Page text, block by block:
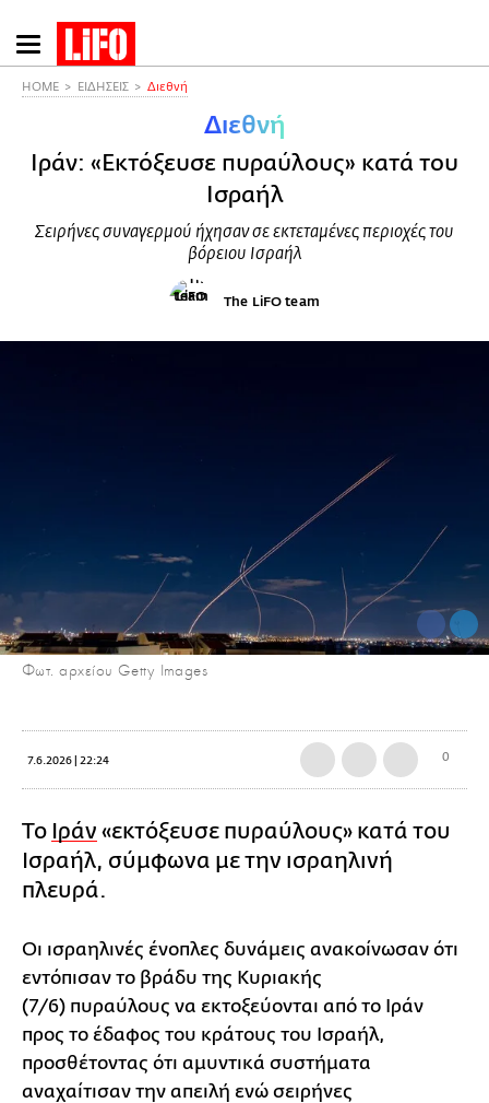
Παράκαμψη
προς
HOME ΕΙΔΗΣΕΙΣ Διεθνή
Διεθνή
Ιράν: «Εκτόξευσε πυραύλους» κατά του
Ισραήλ
Σειρήνες συναγερμού ήχησαν σε εκτεταμένες περιοχές του
βόρειου Ισραήλ
The LiFO team
Φωτ. αρχείου Getty Images
7.6.2026 | 22:24 0
Το Ιράν «εκτόξευσε πυραύλους» κατά του
Ισραήλ, σύμφωνα με την ισραηλινή
πλευρά.
Οι ισραηλινές ένοπλες δυνάμεις ανακοίνωσαν ότι
εντόπισαν το βράδυ της Κυριακής
(7/6) πυραύλους να εκτοξεύονται από το Ιράν
προς το έδαφος του κράτους του Ισραήλ,
προσθέτοντας ότι αμυντικά συστήματα
αναχαίτισαν την απειλή ενώ σειρήνες